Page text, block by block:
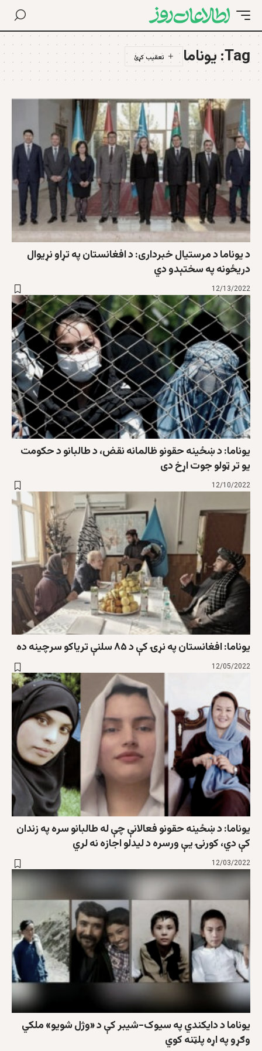
Tag: یوناما
د يوناما د مرستيال خبرداری: د افغانستان په تړاو نړيوال
دريځونه په سختېدو دي
12/13/2022
یوناما: د ښځينه حقونو ظالمانه نقض، د طالبانو د حکومت
يو تر ټولو جوت اړخ دی
12/10/2022
یوناما: افغانستان په نړۍ کې د ۸۵ سلنې ترياکو سرچينه ده
12/05/2022
یوناما: د ښځينه حقونو فعالانې چې له طالبانو سره په زندان
کې دي، کورنۍ يې ورسره د ليدلو اجازه نه لري
12/03/2022
یوناما د دايکندي په سيوک-شيبر کې د «وژل شويو» ملکي
وګړو په اړه پلټنه کوي